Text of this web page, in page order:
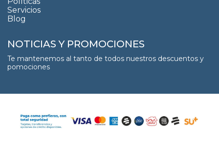
Servicios
Blog
NOTICIAS Y PROMOCIONES
Te mantenemos al tanto de todos nuestros descuentos y
pomociones